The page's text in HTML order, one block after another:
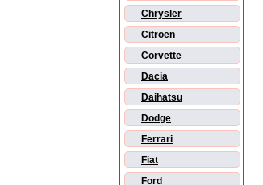
Chrysler
Citroën
Corvette
Dacia
Daihatsu
Dodge
Ferrari
Fiat
Ford